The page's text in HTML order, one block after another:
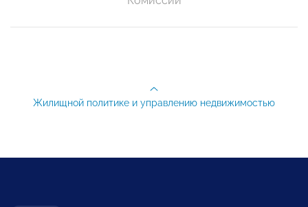
Жилищной политике и управлению недвижимостью